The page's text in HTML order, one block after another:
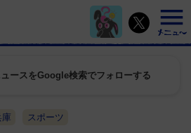
ースをGoogle検索でフォローする
庫 スポーツ